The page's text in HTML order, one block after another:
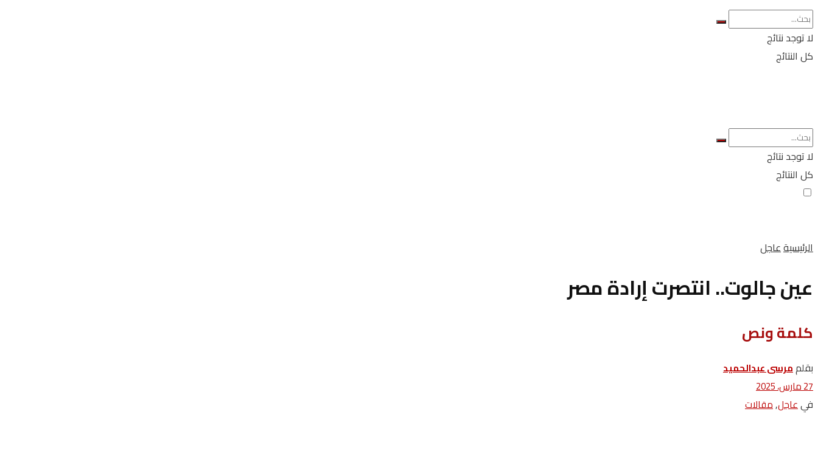
لا توجد نتائج
كل النتائج
لا توجد نتائج
كل النتائج
الرئيسيةعاجل
عين جالوت.. انتصرت إرادة مصر
كلمة ونص
بقلممرسى عبدالحميد
27 مارس، 2025
فيعاجل,مقالات